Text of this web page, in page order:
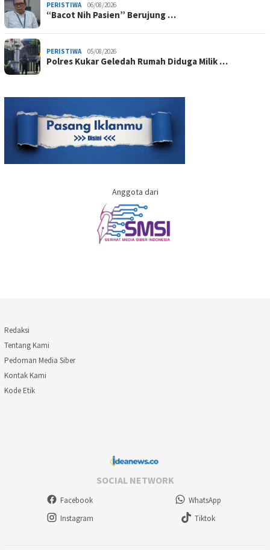
PERISTIWA 06/08/2026
“Bacot Nih Pasien” Berujung …
PERISTIWA 05/08/2026
Polres Kukar Geledah Rumah Diduga Milik …
Anggota dari
Redaksi
Tentang Kami
Pedoman Media Siber
Kontak Kami
Kode Etik
SOCIAL NETWORK
Facebook
WhatsApp
Instagram
Tiktok